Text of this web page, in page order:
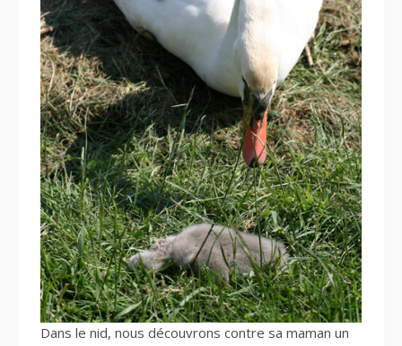
Dans le nid, nous découvrons contre sa maman un